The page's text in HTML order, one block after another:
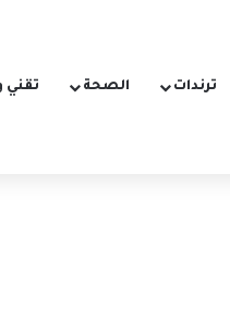
ترندات الصحة تقني